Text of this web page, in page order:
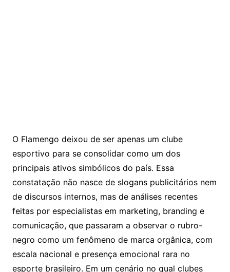
O Flamengo deixou de ser apenas um clube
esportivo para se consolidar como um dos
principais ativos simbólicos do país. Essa
constatação não nasce de slogans publicitários nem
de discursos internos, mas de análises recentes
feitas por especialistas em marketing, branding e
comunicação, que passaram a observar o rubro-
negro como um fenômeno de marca orgânica, com
escala nacional e presença emocional rara no
esporte brasileiro. Em um cenário no qual clubes